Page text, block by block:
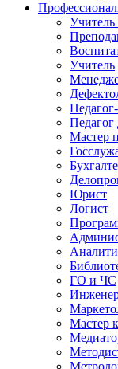
Учитель
Учитель
Педагог
Мастер
Юрист
Логист
ГО и ЧС
Мастер